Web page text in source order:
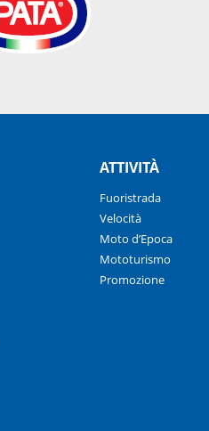
ATTIVITÀ
Fuoristrada
Velocità
Moto d’Epoca
Mototurismo
Promozione